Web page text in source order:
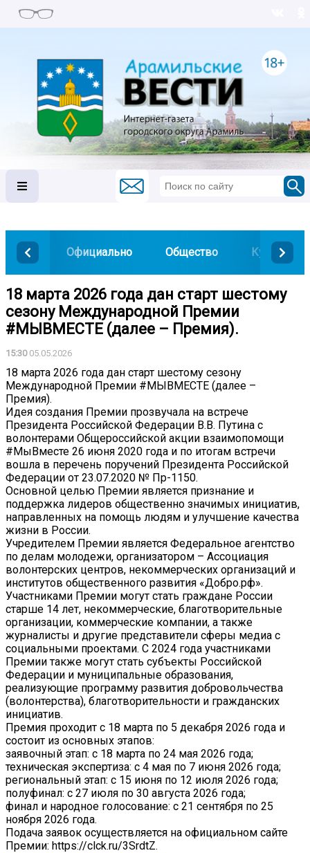
Официально Общество Культура
18 марта 2026 года дан старт шестому
сезону Международной Премии
#МЫВМЕСТЕ (далее – Премия).
15:3005.05.2026
18 марта 2026 года дан старт шестому сезону
Международной Премии #МЫВМЕСТЕ (далее –
Премия).
Идея создания Премии прозвучала на встрече
Президента Российской Федерации В.В. Путина с
волонтерами Общероссийской акции взаимопомощи
#МыВместе 26 июня 2020 года и по итогам встречи
вошла в перечень поручений Президента Российской
Федерации от 23.07.2020 № Пр-1150.
Основной целью Премии является признание и
поддержка лидеров общественно значимых инициатив,
направленных на помощь людям и улучшение качества
жизни в России.
Учредителем Премии является Федеральное агентство
по делам молодежи, организатором – Ассоциация
волонтерских центров, некоммерческих организаций и
институтов общественного развития «Добро.рф».
Участниками Премии могут стать граждане России
старше 14 лет, некоммерческие, благотворительные
организации, коммерческие компании, а также
журналисты и другие представители сферы медиа с
социальными проектами. С 2024 года участниками
Премии также могут стать субъекты Российской
Федерации и муниципальные образования,
реализующие программу развития добровольчества
(волонтерства), благотворительности и гражданских
инициатив.
Премия проходит с 18 марта по 5 декабря 2026 года и
состоит из основных этапов:
заявочный этап: с 18 марта по 24 мая 2026 года;
техническая экспертиза: с 4 мая по 7 июня 2026 года;
региональный этап: с 15 июня по 12 июля 2026 года;
полуфинал: с 27 июля по 30 августа 2026 года;
финал и народное голосование: с 21 сентября по 25
ноября 2026 года.
Подача заявок осуществляется на официальном сайте
Премии: https://clck.ru/3SrdtZ.